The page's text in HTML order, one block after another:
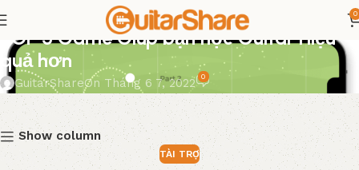
0
TÀI TRỢ
TOP 5 Game Giúp bạn học Guitar Hiệu
quả hơn
GuitarShareOn Tháng 6 7, 2022 0
Show column
TÀI TRỢ